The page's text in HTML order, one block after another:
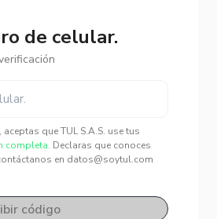
de celular.
que TUL S.A.S. use tus
completa. Declaras que conoces
en datos@soytul.com
código